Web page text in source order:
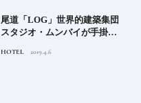
尾道「LOG」世界的建築集団
スタジオ・ムンバイが手掛け
HOTEL 2019.4.6